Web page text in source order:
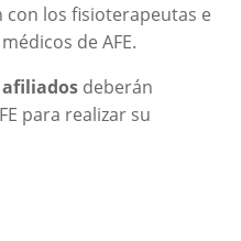
los fisioterapeutas e
de AFE.
deberán
para realizar su